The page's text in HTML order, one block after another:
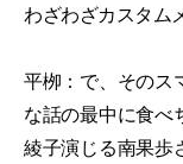
わざわざカスタム
平栁：で、そのス
な話の最中に食べ
綾子演じる南果歩